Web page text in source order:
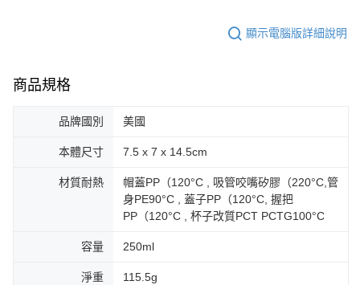
顯示電腦版詳細說明
商品規格
品牌國別 美國
本體尺寸 7.5 x 7 x 14.5cm
材質耐熱
帽蓋PP（120°C , 吸管咬嘴矽膠（220°C,管
身PE90°C , 蓋子PP（120°C, 握把
PP（120°C , 杯子改質PCT PCTG100°C
容量 250ml
淨重 115.5g